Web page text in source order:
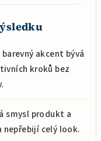
akcent bývá
kroků bez
smysl produkt a
celý look.